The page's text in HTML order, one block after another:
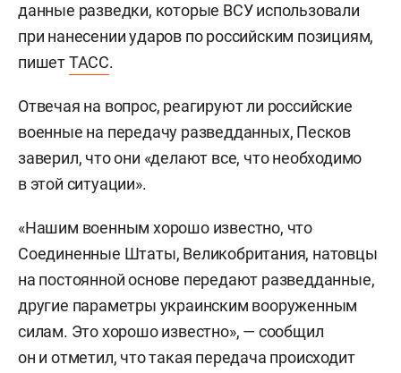
данные разведки, которые ВСУ использовали
при нанесении ударов по российским позициям,
пишетТАСС.
Отвечая на вопрос, реагируют ли российские
военные на передачу разведданных, Песков
заверил, что они «делают все, что необходимо
в этой ситуации».
«Нашим военным хорошо известно, что
Соединенные Штаты, Великобритания, натовцы
на постоянной основе передают разведданные,
другие параметры украинским вооруженным
силам. Это хорошо известно», — сообщил
он и отметил, что такая передача происходит